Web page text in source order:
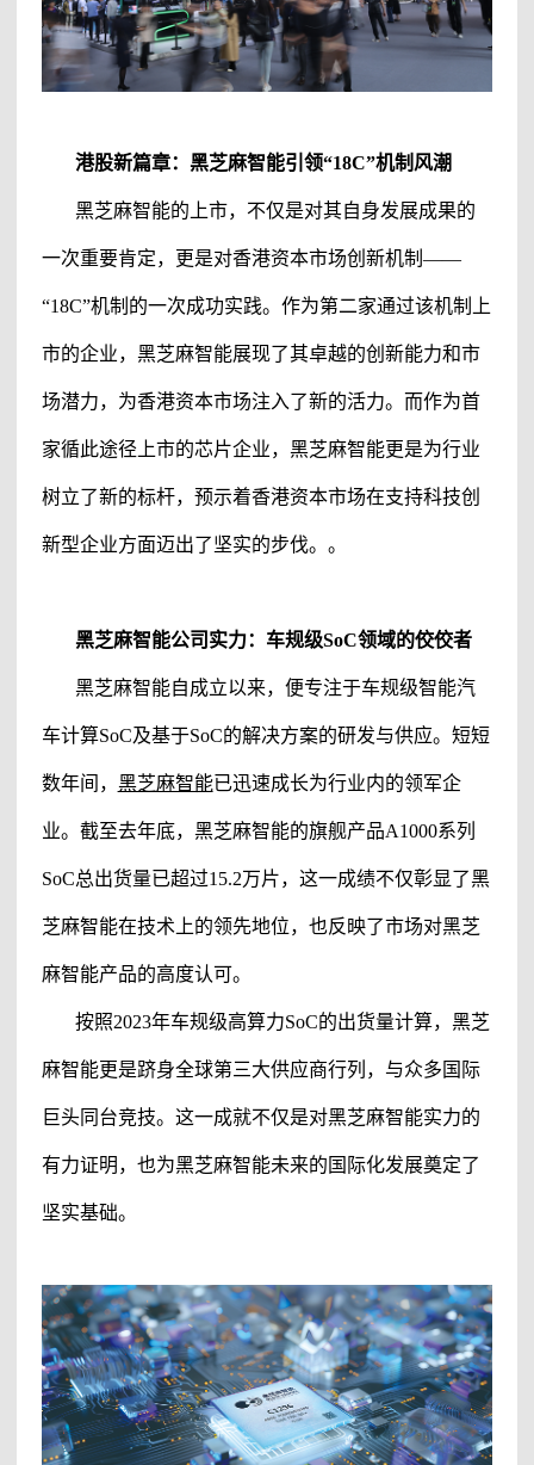
港股新篇章： 黑芝麻智能引领“18C”机制风潮
黑芝麻智能的上市，不仅是对其自身发展成果的
一次重要肯定，更是对香港资本市场创新机制 ——
“18C”机制的一次成功实践。作为第二家通过该机制上
市的企业， 黑芝麻智能展现了其卓越的创新能力和市
场潜力，为香港资本市场注入了新的活力。而作为首
家循此途径上市的芯片企业， 黑芝麻智能更是为行业
树立了新的标杆，预示着香港资本市场在支持科技创
新型企业方面迈出了坚实的步伐。。
黑芝麻智能公司实力：车规级SoC领域的佼佼者
黑芝麻智能自成立以来，便专注于车规级智能汽
车计算SoC及基于SoC的解决方案的研发与供应。短短
数年间， 黑芝麻智能已迅速成长为行业内的领军企
业。截至去年底，黑芝麻智能的旗舰产品A1000系列
SoC总出货量已超过15.2万片，这一成绩不仅彰显了黑
芝麻智能在技术上的领先地位，也反映了市场对黑芝
麻智能产品的高度认可。
按照2023年车规级高算力SoC的出货量计算， 黑芝
麻智能更是跻身全球第三大供应商行列，与众多国际
巨头同台竞技。这一成就不仅是对黑芝麻智能实力的
有力证明，也为黑芝麻智能未来的国际化发展奠定了
坚实基础。